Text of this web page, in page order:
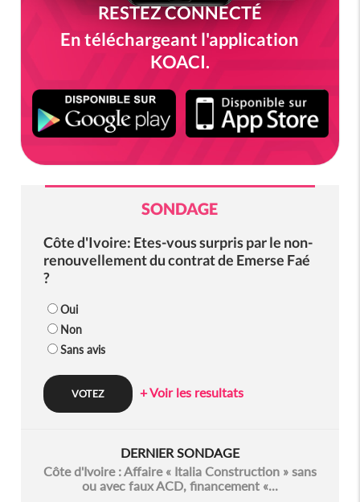
RESTEZ CONNECTÉ
En téléchargeant l'application
KOACI.
SONDAGE
Côte d'Ivoire: Etes-vous surpris par le non-
renouvellement du contrat de Emerse Faé
?
Oui
Non
Sans avis
+ Voir les resultats
DERNIER SONDAGE
Côte d'Ivoire : Affaire « Italia Construction » sans
ou avec faux ACD, financement «...